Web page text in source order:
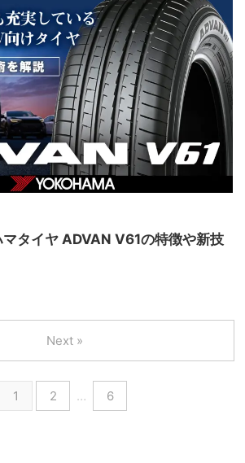
マタイヤ ADVAN V61の特徴や新技
1 2 … 6
Next »